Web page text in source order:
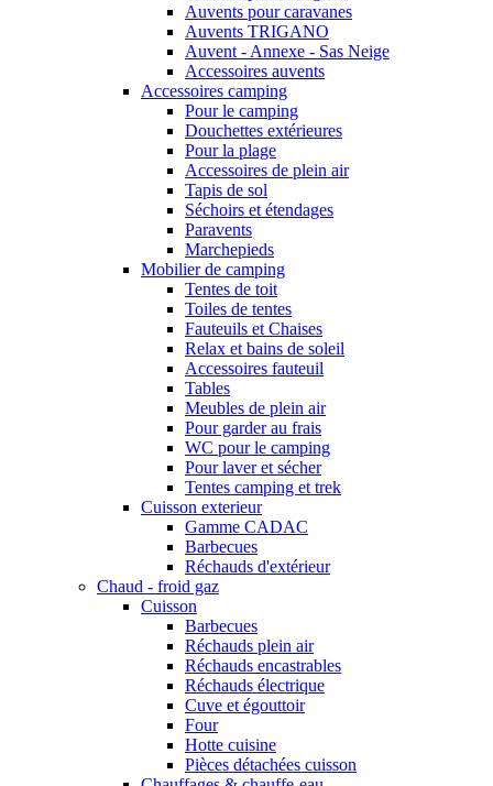
Auvents pour caravanes
Auvents TRIGANO
Auvent - Annexe - Sas Neige
Accessoires auvents
Accessoires camping
Pour le camping
Douchettes extérieures
Pour la plage
Accessoires de plein air
Tapis de sol
Séchoirs et étendages
Paravents
Marchepieds
Mobilier de camping
Tentes de toit
Toiles de tentes
Fauteuils et Chaises
Relax et bains de soleil
Accessoires fauteuil
Tables
Meubles de plein air
Pour garder au frais
WC pour le camping
Pour laver et sécher
Tentes camping et trek
Cuisson exterieur
Gamme CADAC
Barbecues
Réchauds d'extérieur
Chaud - froid gaz
Cuisson
Barbecues
Réchauds plein air
Réchauds encastrables
Réchauds électrique
Cuve et égouttoir
Four
Hotte cuisine
Pièces détachées cuisson